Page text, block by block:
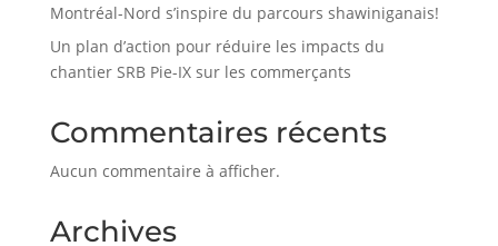
Montréal-Nord s’inspire du parcours shawiniganais!
Un plan d’action pour réduire les impacts du
chantier SRB Pie-IX sur les commerçants
Commentaires récents
Aucun commentaire à afficher.
Archives